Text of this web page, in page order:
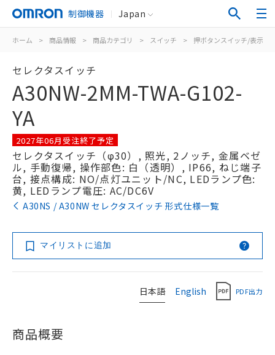
制御機器 Japan
ホーム > 商品情報 > 商品カテゴリ > スイッチ > 押ボタンスイッチ/表示灯
セレクタスイッチ
A30NW-2MM-TWA-G102-
YA
2027年06月受注終了予定
セレクタスイッチ（φ30）, 照光, 2ノッチ, 金属ベゼ
ル, 手動復帰, 操作部色: 白（透明）, IP66, ねじ端子
台, 接点構成: NO/点灯ユニット/NC, LEDランプ色:
黄, LEDランプ電圧: AC/DC6V
A30NS / A30NW セレクタスイッチ 形式仕様一覧
マイリストに追加
日本語 English PDF出力
商品概要